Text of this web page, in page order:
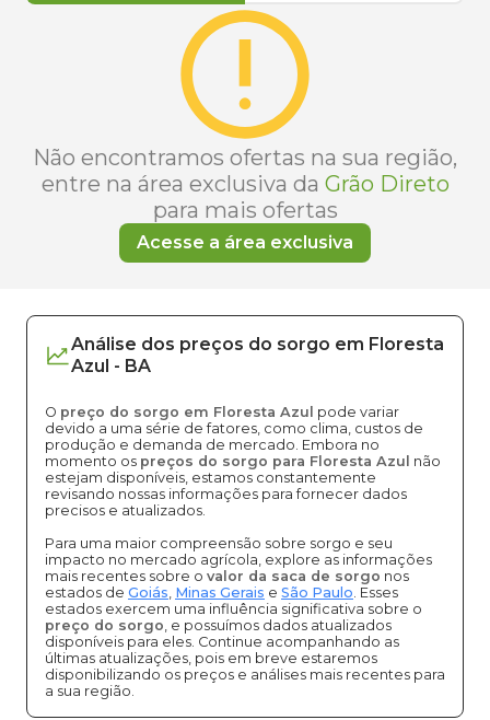
Não encontramos ofertas na sua região,
entre na área exclusiva da Grão Direto
para mais ofertas
Acesse a área exclusiva
Análise dos preços do sorgo em Floresta
Azul - BA
O preço do sorgo em Floresta Azul pode variar
devido a uma série de fatores, como clima, custos de
produção e demanda de mercado. Embora no
momento os preços do sorgo para Floresta Azul não
estejam disponíveis, estamos constantemente
revisando nossas informações para fornecer dados
precisos e atualizados.
Para uma maior compreensão sobre sorgo e seu
impacto no mercado agrícola, explore as informações
mais recentes sobre o valor da saca de sorgo nos
estados de Goiás, Minas Gerais e São Paulo. Esses
estados exercem uma influência significativa sobre o
preço do sorgo, e possuímos dados atualizados
disponíveis para eles. Continue acompanhando as
últimas atualizações, pois em breve estaremos
disponibilizando os preços e análises mais recentes para
a sua região.